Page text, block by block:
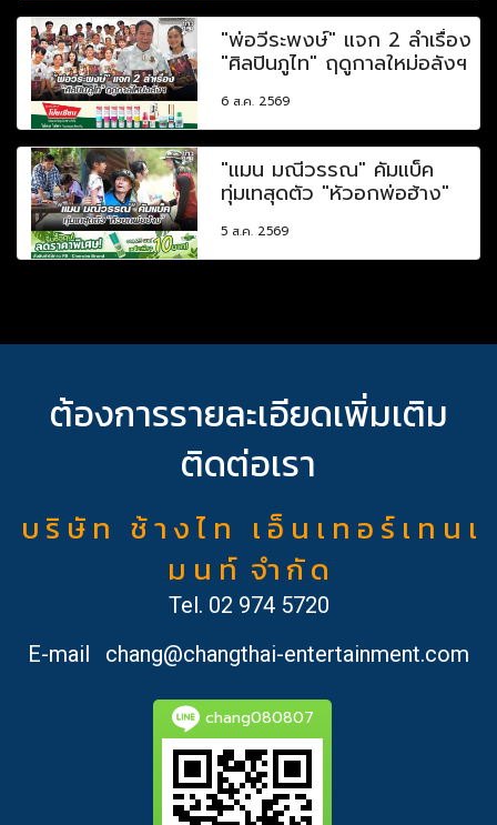
"พ่อวีระพงษ์" แจก 2 ลำเรื่อง
"ศิลปินภูไท" ฤดูกาลใหม่อลังฯ
6 ส.ค. 2569
"แมน มณีวรรณ" คัมแบ็ค
ทุ่มเทสุดตัว "หัวอกพ่อฮ้าง"
5 ส.ค. 2569
ต้องการรายละเอียดเพิ่มเติม
ติดต่อเรา
บ ริ ษั ท ช้ า ง ไ ท เ อ็ น เ ท อ ร์ เ ท น เ
ม น ท์ จำ กั ด
Tel. 02 974 5720
E-mail
chang@changthai-entertainment.com
chang080807